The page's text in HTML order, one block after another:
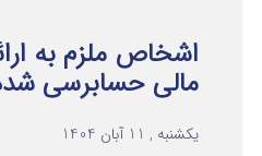
اشخاص ملزم به
مالی حسابرسی شده
یکشنبه , 11 آبان 1404